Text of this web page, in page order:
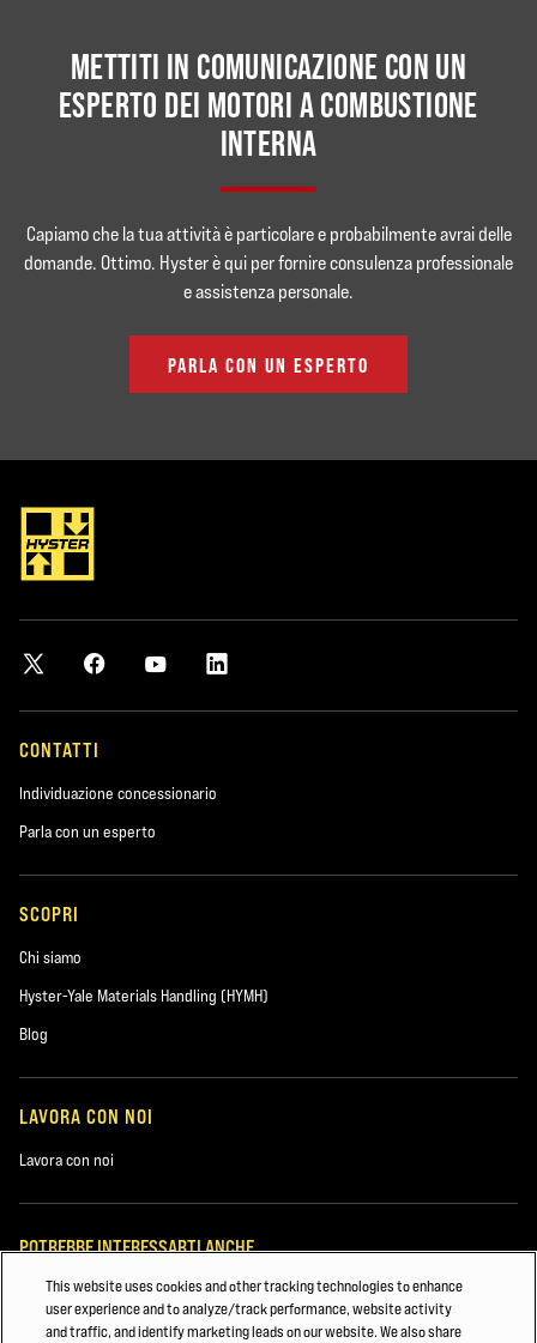
METTITI IN COMUNICAZIONE CON UN
ESPERTO DEI MOTORI A COMBUSTIONE
INTERNA
Capiamo che la tua attività è particolare e probabilmente avrai delle
domande. Ottimo. Hyster è qui per fornire consulenza professionale
e assistenza personale.
PARLA CON UN ESPERTO
CONTATTI
Individuazione concessionario
Parla con un esperto
SCOPRI
Chi siamo
Hyster-Yale Materials Handling (HYMH)
Blog
LAVORA CON NOI
Lavora con noi
POTREBBE INTERESSARTI ANCHE
CARRELLI ELEVATORI CON MOTORE A COMBUSTIONE INTERNA
This website uses cookies and other tracking technologies to enhance
user experience and to analyze/track performance, website activity
and traffic, and identify marketing leads on our website. We also share